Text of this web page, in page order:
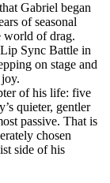
Gabriel began
of seasonal
world of drag.
Sync Battle in
on stage and
of his life: five
quieter, gentler
passive. That is
chosen
side of his